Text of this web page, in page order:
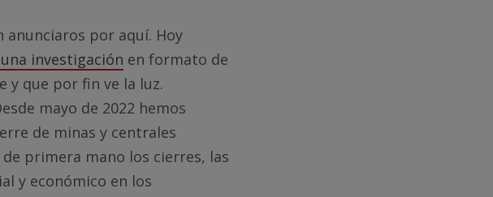
anunciaros por aquí. Hoy
investigación en formato de
y que por fin ve la luz.
mayo de 2022 hemos
de minas y centrales
primera mano los cierres, las
y económico en los